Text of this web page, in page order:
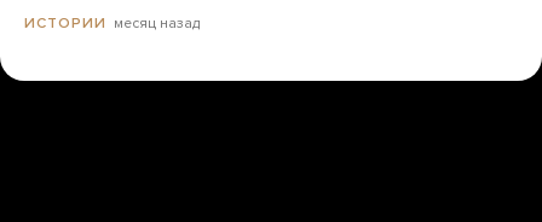
ИСТОРИИ месяц назад